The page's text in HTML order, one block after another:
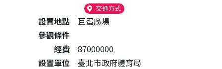
交通方式（另開新視窗）
設置地點
巨蛋廣場
參觀條件
經費
87000000
設置單位
臺北市政府體育局